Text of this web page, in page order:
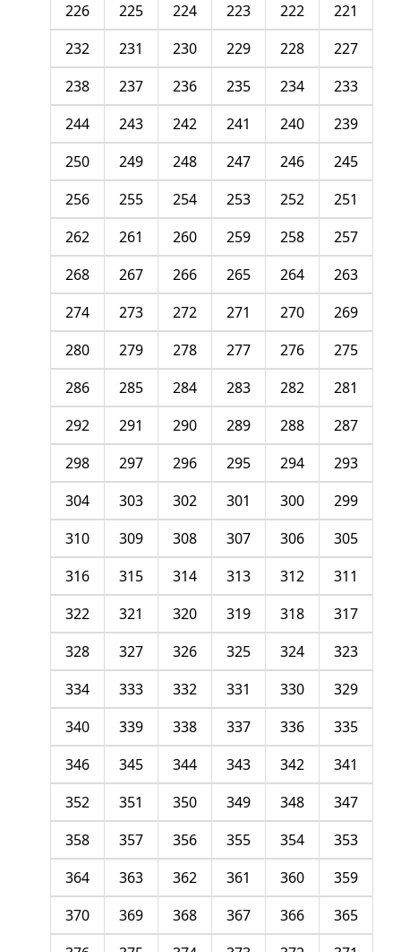
221
222
223
224
225
226
227
228
229
230
231
232
233
234
235
236
237
238
239
240
241
242
243
244
245
246
247
248
249
250
251
252
253
254
255
256
257
258
259
260
261
262
263
264
265
266
267
268
269
270
271
272
273
274
275
276
277
278
279
280
281
282
283
284
285
286
287
288
289
290
291
292
293
294
295
296
297
298
299
300
301
302
303
304
305
306
307
308
309
310
311
312
313
314
315
316
317
318
319
320
321
322
323
324
325
326
327
328
329
330
331
332
333
334
335
336
337
338
339
340
341
342
343
344
345
346
347
348
349
350
351
352
353
354
355
356
357
358
359
360
361
362
363
364
365
366
367
368
369
370